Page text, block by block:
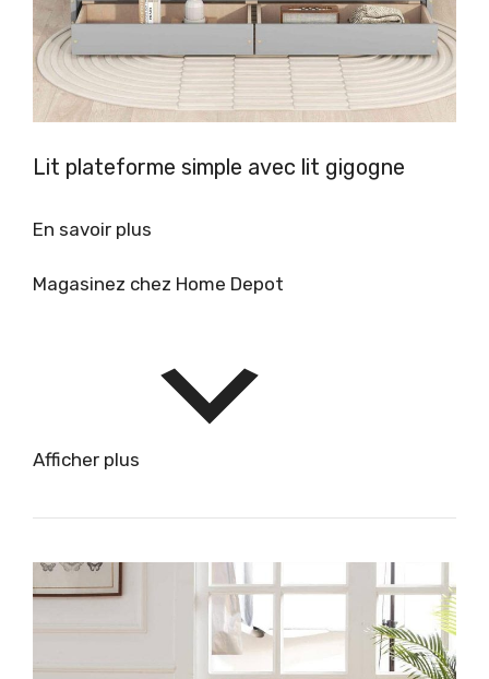
Lit plateforme simple avec lit gigogne
En savoir plus
Magasinez chez Home Depot
Afficher plus